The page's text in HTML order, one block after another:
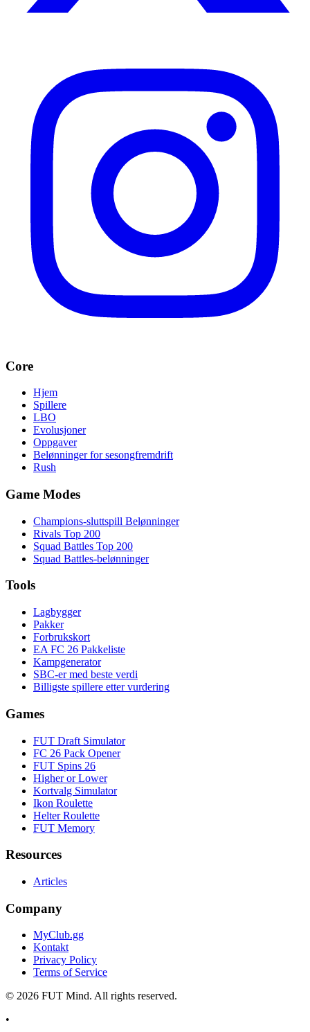
Core
Hjem
Spillere
LBO
Evolusjoner
Oppgaver
Belønninger for sesongfremdrift
Rush
Game Modes
Champions-sluttspill Belønninger
Rivals Top 200
Squad Battles Top 200
Squad Battles-belønninger
Tools
Lagbygger
Pakker
Forbrukskort
EA FC 26 Pakkeliste
Kampgenerator
SBC-er med beste verdi
Billigste spillere etter vurdering
Games
FUT Draft Simulator
FC 26 Pack Opener
FUT Spins 26
Higher or Lower
Kortvalg Simulator
Ikon Roulette
Helter Roulette
FUT Memory
Resources
Articles
Company
MyClub.gg
Kontakt
Privacy Policy
Terms of Service
© 2026 FUT Mind. All rights reserved.
•